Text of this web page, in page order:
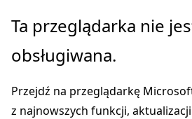
Przejdź
głównej
Ta przeglądarka nie
obsługiwana.
Przejdź na przeglądarkę
z najnowszych funkcji,